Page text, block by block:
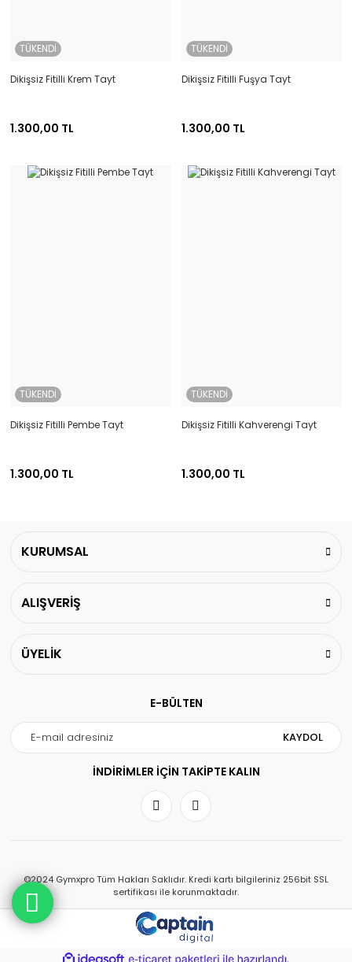
TÜKENDİ
Dikişsiz Fitilli Krem Tayt
1.300,00 TL
TÜKENDİ
Dikişsiz Fitilli Fuşya Tayt
1.300,00 TL
TÜKENDİ
Dikişsiz Fitilli Pembe Tayt
1.300,00 TL
TÜKENDİ
Dikişsiz Fitilli Kahverengi Tayt
1.300,00 TL
KURUMSAL
ALIŞVERİŞ
ÜYELİK
E-BÜLTEN
KAYDOL
İNDİRİMLER İÇİN TAKİPTE KALIN
©2024 Gymxpro Tüm Hakları Saklıdır. Kredi kartı bilgileriniz 256bit SSL
sertifikası ile korunmaktadır.
ideasoft e-